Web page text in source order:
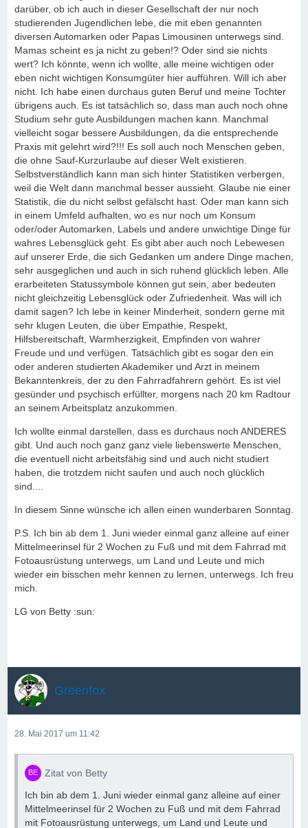
darüber, ob ich auch in dieser Gesellschaft der nur noch
studierenden Jugendlichen lebe, die mit eben genannten
diversen Automarken oder Papas Limousinen unterwegs sind.
Mamas scheint es ja nicht zu geben!? Oder sind sie nichts
wert? Ich könnte, wenn ich wollte, alle meine wichtigen oder
eben nicht wichtigen Konsumgüter hier aufführen. Will ich aber
nicht. Ich habe einen durchaus guten Beruf und meine Tochter
übrigens auch. Es ist tatsächlich so, dass man auch noch ohne
Studium sehr gute Ausbildungen machen kann. Manchmal
vielleicht sogar bessere Ausbildungen, da die entsprechende
Praxis mit gelehrt wird?!!! Es soll auch noch Menschen geben,
die ohne Sauf-Kurzurlaube auf dieser Welt existieren.
Selbstverständlich kann man sich hinter Statistiken verbergen,
weil die Welt dann manchmal besser aussieht. Glaube nie einer
Statistik, die du nicht selbst gefälscht hast. Oder man kann sich
in einem Umfeld aufhalten, wo es nur noch um Konsum
oder/oder Automarken, Labels und andere unwichtige Dinge für
wahres Lebensglück geht. Es gibt aber auch noch Lebewesen
auf unserer Erde, die sich Gedanken um andere Dinge machen,
sehr ausgeglichen und auch in sich ruhend glücklich leben. Alle
erarbeiteten Statussymbole können gut sein, aber bedeuten
nicht gleichzeitig Lebensglück oder Zufriedenheit. Was will ich
damit sagen? Ich lebe in keiner Minderheit, sondern gerne mit
sehr klugen Leuten, die über Empathie, Respekt,
Hilfsbereitschaft, Warmherzigkeit, Empfinden von wahrer
Freude und und verfügen. Tatsächlich gibt es sogar den ein
oder anderen studierten Akademiker und Arzt in meinem
Bekanntenkreis, der zu den Fahrradfahrern gehört. Es ist viel
gesünder und psychisch erfüllter, morgens nach 20 km Radtour
an seinem Arbeitsplatz anzukommen.
Ich wollte einmal darstellen, dass es durchaus noch ANDERES
gibt. Und auch noch ganz ganz viele liebenswerte Menschen,
die eventuell nicht arbeitsfähig sind und auch nicht studiert
haben, die trotzdem nicht saufen und auch noch glücklich
sind....
In diesem Sinne wünsche ich allen einen wunderbaren Sonntag.
P.S. Ich bin ab dem 1. Juni wieder einmal ganz alleine auf einer
Mittelmeerinsel für 2 Wochen zu Fuß und mit dem Fahrrad mit
Fotoausrüstung unterwegs, um Land und Leute und mich
wieder ein bisschen mehr kennen zu lernen, unterwegs. Ich freu
mich.
LG von Betty :sun:
Greenfox
28. Mai 2017 um 11:42
Zitat von Betty
Ich bin ab dem 1. Juni wieder einmal ganz alleine auf einer
Mittelmeerinsel für 2 Wochen zu Fuß und mit dem Fahrrad
mit Fotoausrüstung unterwegs, um Land und Leute und